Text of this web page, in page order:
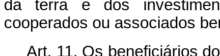
da terra e dos
cooperados ou associados
Art. 11. Os beneficiários